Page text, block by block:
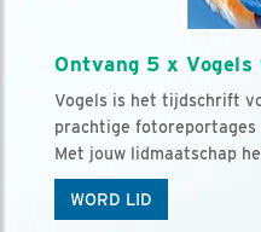
Ontvang 5 x
Vogels is het tijdschrift
prachtige fotoreportages
Met jouw lidmaatschap
WORD LID